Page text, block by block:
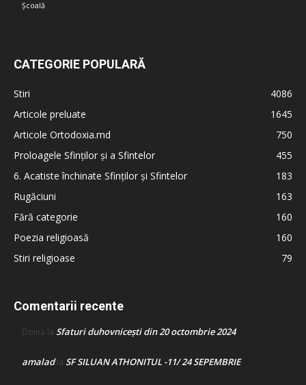
Școală
CATEGORIE POPULARĂ
Stiri
4086
Articole preluate
1645
Articole Ortodoxia.md
750
Proloagele Sfinților și a Sfintelor
455
6. Acatiste închinate Sfinților și Sfintelor
183
Rugăciuni
163
Fără categorie
160
Poezia religioasă
160
Stiri religioase
79
Comentarii recente
Doina la Sfaturi duhovnicești din 20 octombrie 2024
amaladla SF SILUAN ATHONITUL -11/ 24 SEPEMBRIE